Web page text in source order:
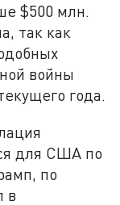
$500 млн.
так как
войны
года.
для США по
по
в